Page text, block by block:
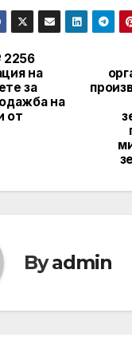
2256
на
за
на
от
Byadmin